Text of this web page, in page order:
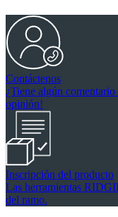
Contáctenos
¿Tiene algún
opinión!
Inscripción del producto
Las herramientas
del ramo.